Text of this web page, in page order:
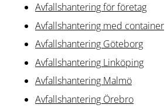
Avfallshantering för företag
Avfallshantering med container
Avfallshantering Göteborg
Avfallshantering Linköping
Avfallshantering Malmö
Avfallshantering Örebro